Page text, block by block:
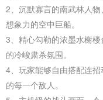
2、沉默寡言的南武林人
想象力的空中巨船。
3、精心勾勒的浓墨水榭
的冷峻肃杀氛围。
4、玩家能够自由搭配连
的每一个敌人。